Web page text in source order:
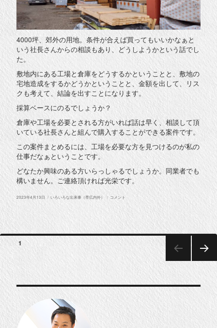
4000坪、郊外の用地。条件が合えば買ってもいいかなぁと
いう社長さんからの相談もあり、どうしようかという話でし
た。
敷地内にある工場と倉庫をどうするかということと、敷地の
宅地造成をするかどうかということと、金額を出して、リス
クも考えて、結論を出すことになります。
採算ベースにのるでしょうか？
倉庫や工場を必要とされる方がいれば話は早く、相談して頂
いている社長さんと組んで購入することができる案件です。
この案件まとめるには、工場を必要な方を見つけるのが私の
仕事だなぁということです。
どなたか興味のある方いらっしゃるでしょうか。同業者でも
構いません。ご連絡頂ければ光栄です。
投
2023年4月13日
カ
いろいろな出来事（帯広内外）
木
件
コメント
投
稿
ナ
ビ
ゲ
ー
ページ1